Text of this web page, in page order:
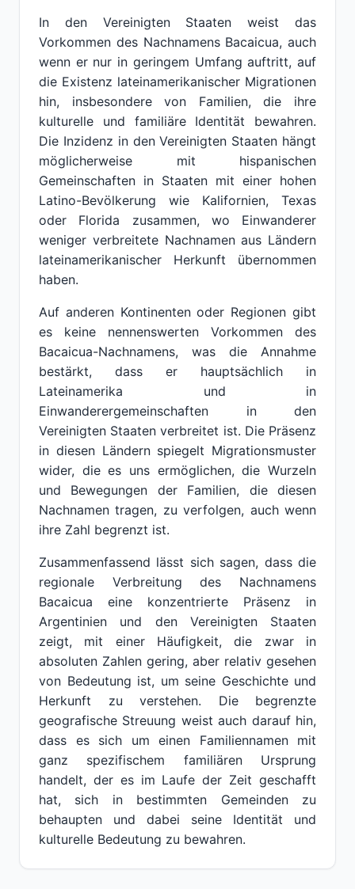
In den Vereinigten Staaten weist das
Vorkommen des Nachnamens Bacaicua, auch
wenn er nur in geringem Umfang auftritt, auf
die Existenz lateinamerikanischer Migrationen
hin, insbesondere von Familien, die ihre
kulturelle und familiäre Identität bewahren.
Die Inzidenz in den Vereinigten Staaten hängt
möglicherweise mit hispanischen
Gemeinschaften in Staaten mit einer hohen
Latino-Bevölkerung wie Kalifornien, Texas
oder Florida zusammen, wo Einwanderer
weniger verbreitete Nachnamen aus Ländern
lateinamerikanischer Herkunft übernommen
haben.
Auf anderen Kontinenten oder Regionen gibt
es keine nennenswerten Vorkommen des
Bacaicua-Nachnamens, was die Annahme
bestärkt, dass er hauptsächlich in
Lateinamerika und in
Einwanderergemeinschaften in den
Vereinigten Staaten verbreitet ist. Die Präsenz
in diesen Ländern spiegelt Migrationsmuster
wider, die es uns ermöglichen, die Wurzeln
und Bewegungen der Familien, die diesen
Nachnamen tragen, zu verfolgen, auch wenn
ihre Zahl begrenzt ist.
Zusammenfassend lässt sich sagen, dass die
regionale Verbreitung des Nachnamens
Bacaicua eine konzentrierte Präsenz in
Argentinien und den Vereinigten Staaten
zeigt, mit einer Häufigkeit, die zwar in
absoluten Zahlen gering, aber relativ gesehen
von Bedeutung ist, um seine Geschichte und
Herkunft zu verstehen. Die begrenzte
geografische Streuung weist auch darauf hin,
dass es sich um einen Familiennamen mit
ganz spezifischem familiären Ursprung
handelt, der es im Laufe der Zeit geschafft
hat, sich in bestimmten Gemeinden zu
behaupten und dabei seine Identität und
kulturelle Bedeutung zu bewahren.